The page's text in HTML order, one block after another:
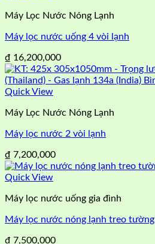
Máy Lọc Nước Nóng Lạnh
Máy lọc nước uống 4 vòi lạnh
₫ 16,200,000
Quick View
Máy Lọc Nước Nóng Lạnh
Máy lọc nước 2 vòi lạnh
₫ 7,200,000
Quick View
Máy lọc nước uống gia đình
Máy lọc nước nóng lạnh treo tường
₫ 7,500,000